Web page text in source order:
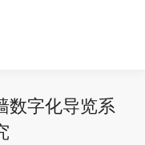
数字化导览系